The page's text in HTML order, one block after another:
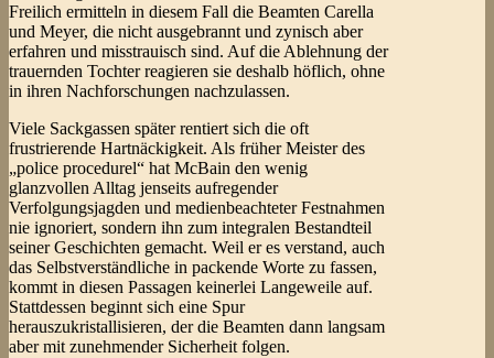
Freilich ermitteln in diesem Fall die Beamten Carella
und Meyer, die nicht ausgebrannt und zynisch aber
erfahren und misstrauisch sind. Auf die Ablehnung der
trauernden Tochter reagieren sie deshalb höflich, ohne
in ihren Nachforschungen nachzulassen.
Viele Sackgassen später rentiert sich die oft
frustrierende Hartnäckigkeit. Als früher Meister des
„police procedurel“ hat McBain den wenig
glanzvollen Alltag jenseits aufregender
Verfolgungsjagden und medienbeachteter Festnahmen
nie ignoriert, sondern ihn zum integralen Bestandteil
seiner Geschichten gemacht. Weil er es verstand, auch
das Selbstverständliche in packende Worte zu fassen,
kommt in diesen Passagen keinerlei Langeweile auf.
Stattdessen beginnt sich eine Spur
herauszukristallisieren, der die Beamten dann langsam
aber mit zunehmender Sicherheit folgen.